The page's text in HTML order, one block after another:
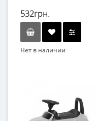
532грн.
Нет в наличии
Материал